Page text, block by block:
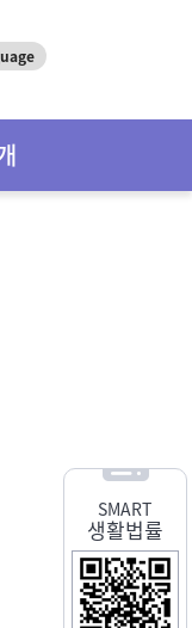
SMART
생활법률